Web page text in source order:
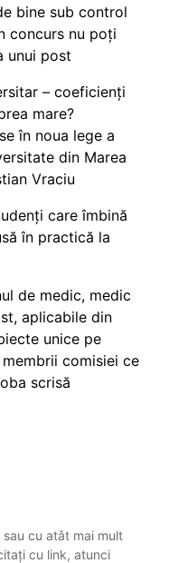
bine sub control
concurs nu poți
unui post
– coeficienți
mare?
în noua lege a
din Marea
Vraciu
care îmbină
în practică la
de medic, medic
aplicabile din
unice pe
comisiei ce
scrisă
cu atât mai mult
cu link, atunci